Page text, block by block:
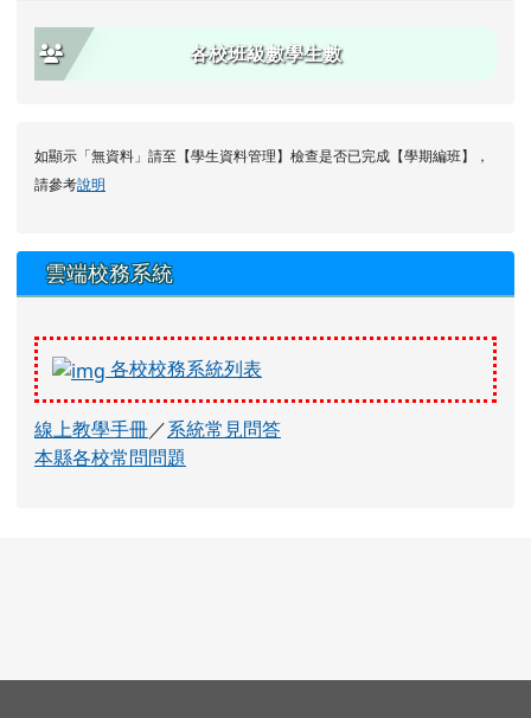
各校班級數學生數
如顯示「無資料」請至【學生資料管理】檢查是否已完成【學期編班】，
請參考說明
右邊區域內容
雲端校務系統
各校校務系統列表
線上教學手冊／系統常見問答
本縣各校常問問題